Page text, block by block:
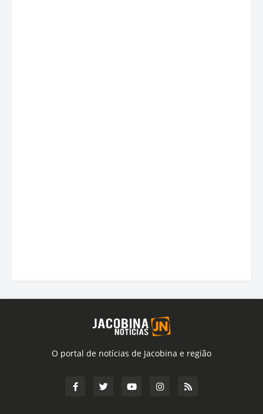
O portal de notícias de Jacobina e região